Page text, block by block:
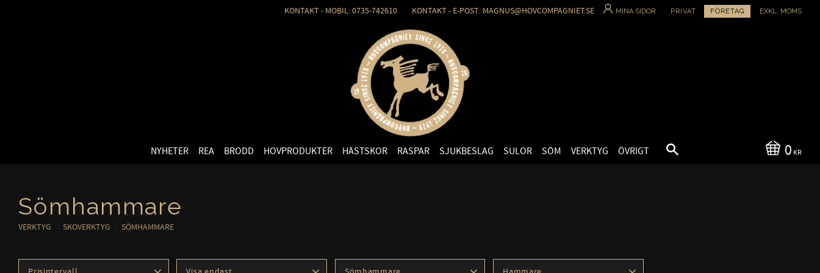
KONTAKT - MOBIL: 0735-742610 KONTAKT - E-POST: MAGNUS@HOVCOMPAGNIET.SE MINA SIDOR PRIVAT FÖRETAG EXKL. MOMS
0 KR
NYHETER REA BRODD HOVPRODUKTER HÄSTSKOR RASPAR SJUKBESLAG SULOR SÖM VERKTYG ÖVRIGT
Sömhammare
VERKTYG SKOVERKTYG SÖMHAMMARE